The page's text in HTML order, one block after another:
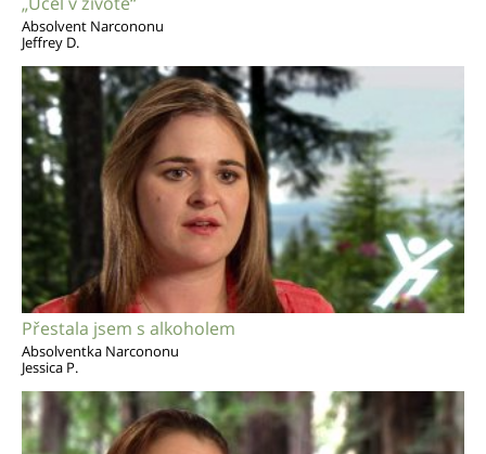
Absolvent Narcononu
Jeffrey D.
Přestala jsem s alkoholem
Absolventka Narcononu
Jessica P.